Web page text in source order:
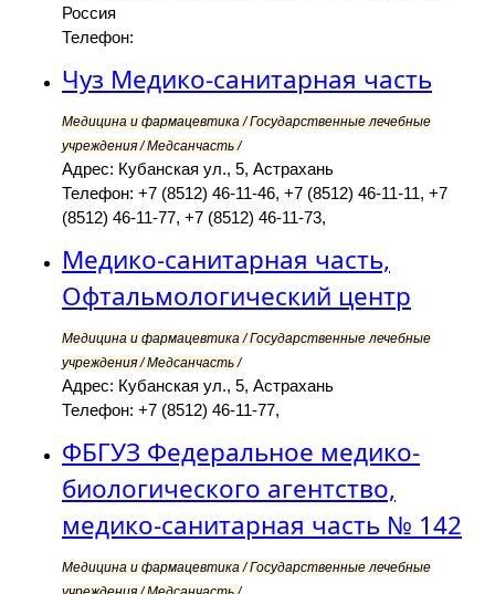
Россия
Телефон:
Чуз Медико-санитарная часть
Медицина и фармацевтика / Государственные лечебные
учреждения / Медсанчасть /
Адрес: Кубанская ул., 5, Астрахань
Телефон: +7 (8512) 46-11-46, +7 (8512) 46-11-11, +7
(8512) 46-11-77, +7 (8512) 46-11-73,
Медико-санитарная часть,
Офтальмологический центр
Медицина и фармацевтика / Государственные лечебные
учреждения / Медсанчасть /
Адрес: Кубанская ул., 5, Астрахань
Телефон: +7 (8512) 46-11-77,
ФБГУЗ Федеральное медико-
биологического агентство,
медико-санитарная часть № 142
Медицина и фармацевтика / Государственные лечебные